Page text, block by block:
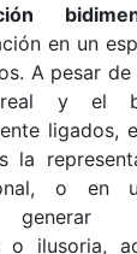
en un
A pesar
y el
ligados,
la
o en
generar
o